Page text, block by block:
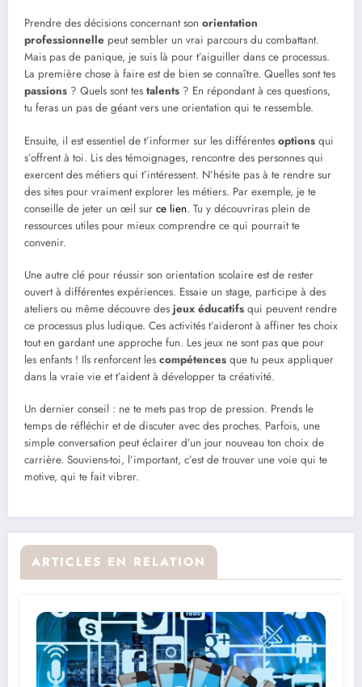
Prendre des décisions concernant son orientation
professionnelle peut sembler un vrai parcours du combattant.
Mais pas de panique, je suis là pour t’aiguiller dans ce processus.
La première chose à faire est de bien se connaître. Quelles sont tes
passions ? Quels sont tes talents ? En répondant à ces questions,
tu feras un pas de géant vers une orientation qui te ressemble.
Ensuite, il est essentiel de t’informer sur les différentes options qui
s’offrent à toi. Lis des témoignages, rencontre des personnes qui
exercent des métiers qui t’intéressent. N’hésite pas à te rendre sur
des sites pour vraiment explorer les métiers. Par exemple, je te
conseille de jeter un œil sur ce lien. Tu y découvriras plein de
ressources utiles pour mieux comprendre ce qui pourrait te
convenir.
Une autre clé pour réussir son orientation scolaire est de rester
ouvert à différentes expériences. Essaie un stage, participe à des
ateliers ou même découvre des jeux éducatifs qui peuvent rendre
ce processus plus ludique. Ces activités t’aideront à affiner tes choix
tout en gardant une approche fun. Les jeux ne sont pas que pour
les enfants ! Ils renforcent les compétences que tu peux appliquer
dans la vraie vie et t’aident à développer ta créativité.
Un dernier conseil : ne te mets pas trop de pression. Prends le
temps de réfléchir et de discuter avec des proches. Parfois, une
simple conversation peut éclairer d’un jour nouveau ton choix de
carrière. Souviens-toi, l’important, c’est de trouver une voie qui te
motive, qui te fait vibrer.
ARTICLES EN RELATION